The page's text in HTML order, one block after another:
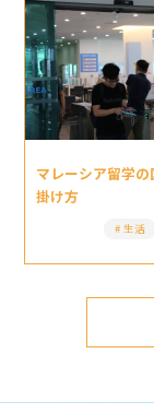
マレーシア留学
掛け方
生活